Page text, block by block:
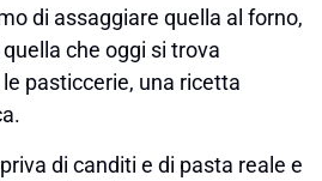
di assaggiare quella al forno,
che oggi si trova
pasticcerie, una ricetta
di canditi e di pasta reale e